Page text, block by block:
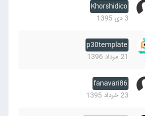
Khorshidico
3 دی 1395
p30template
21 مرداد 1396
fanavari86
23 خرداد 1395